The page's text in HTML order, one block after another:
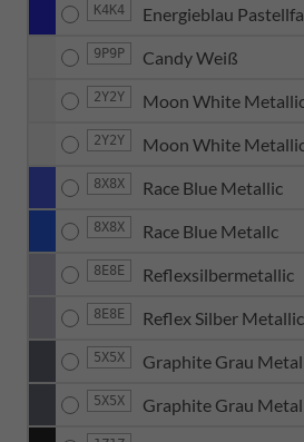
K4K4 Energieblau
9P9P Candy Weiß
2Y2Y Moon White
2Y2Y Moon White
8X8X Race Blue Metallic
8X8X Race Blue Metallc
8E8E Reflexsilbermetallic
8E8E Reflex Silber Metallic
5X5X Graphite Grau
5X5X Graphite Grau